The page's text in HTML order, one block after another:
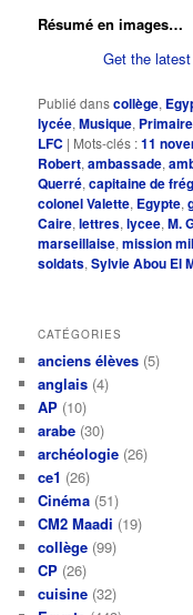
Résumé en images…
Get the
Publié danscollège,
lycée,Musique, Primaire
LFC | Mots-clés :11
Robert,ambassade,
Querré,capitaine de
colonel Valette, Egypte,
Caire,lettres,lycee,M.
marseillaise,mission
soldats,Sylvie Abou El
CATÉGORIES
anciens élèves (5)
anglais (4)
AP (10)
arabe (30)
archéologie (26)
ce1 (26)
Cinéma (51)
CM2 Maadi (19)
collège (99)
CP (26)
cuisine (32)